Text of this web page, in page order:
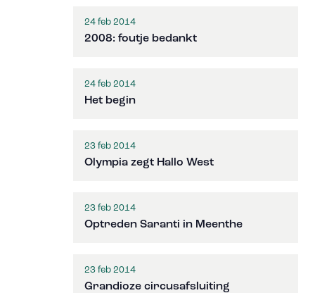
24 feb 2014
2008: foutje bedankt
24 feb 2014
Het begin
23 feb 2014
Olympia zegt Hallo West
23 feb 2014
Optreden Saranti in Meenthe
23 feb 2014
Grandioze circusafsluiting